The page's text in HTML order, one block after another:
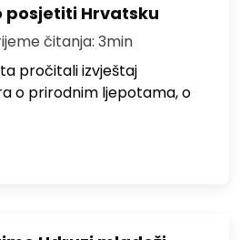
posjetiti Hrvatsku
čitanja: 3min
pročitali izvještaj
o prirodnim ljepotama, o